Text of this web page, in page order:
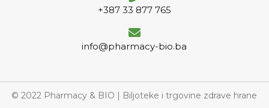
+387 33 877 765
info@pharmacy-bio.ba
© 2022 Pharmacy & BIO | Biljoteke i trgovine zdrave hrane